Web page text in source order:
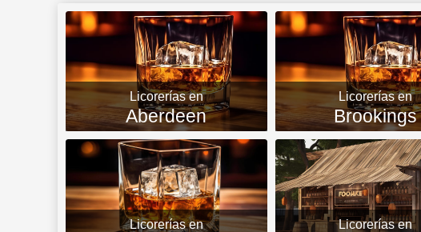
Licorerías en
Aberdeen
Licorerías en
Brookings
Licorerías en Licorerías en